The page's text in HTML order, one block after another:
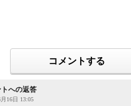
コメントする
への返答
16日 13:05